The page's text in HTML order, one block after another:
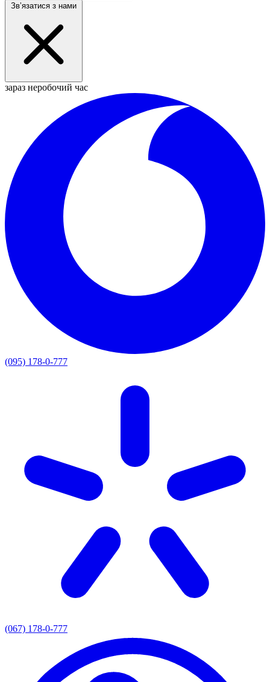
Звʼязатися з нами
зараз неробочий час
(095) 178-0-777
(067) 178-0-777